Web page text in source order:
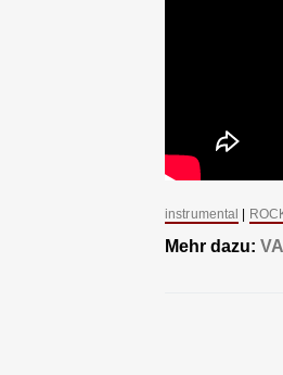
instrumental
Mehr dazu: